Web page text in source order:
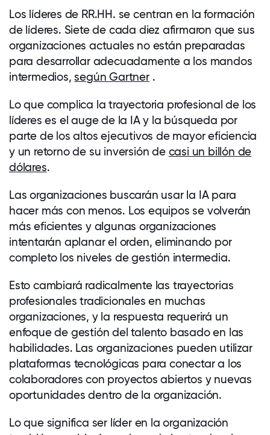
Los líderes de RR.HH. se centran en la formación
de líderes. Siete de cada diez afirmaron que sus
organizaciones actuales no están preparadas
para desarrollar adecuadamente a los mandos
intermedios,según Gartner.
Lo que complica la trayectoria profesional de los
líderes es el auge de la IA y la búsqueda por
parte de los altos ejecutivos de mayor eficiencia
y un retorno de su inversión de casi un billón de
dólares.
Las organizaciones buscarán usar la IA para
hacer más con menos. Los equipos se volverán
más eficientes y algunas organizaciones
intentarán aplanar el orden, eliminando por
completo los niveles de gestión intermedia.
Esto cambiará radicalmente las trayectorias
profesionales tradicionales en muchas
organizaciones, y la respuesta requerirá un
enfoque de gestión del talento basado en las
habilidades. Las organizaciones pueden utilizar
plataformas tecnológicas para conectar a los
colaboradores con proyectos abiertos y nuevas
oportunidades dentro de la organización.
Lo que significa ser líder en la organización